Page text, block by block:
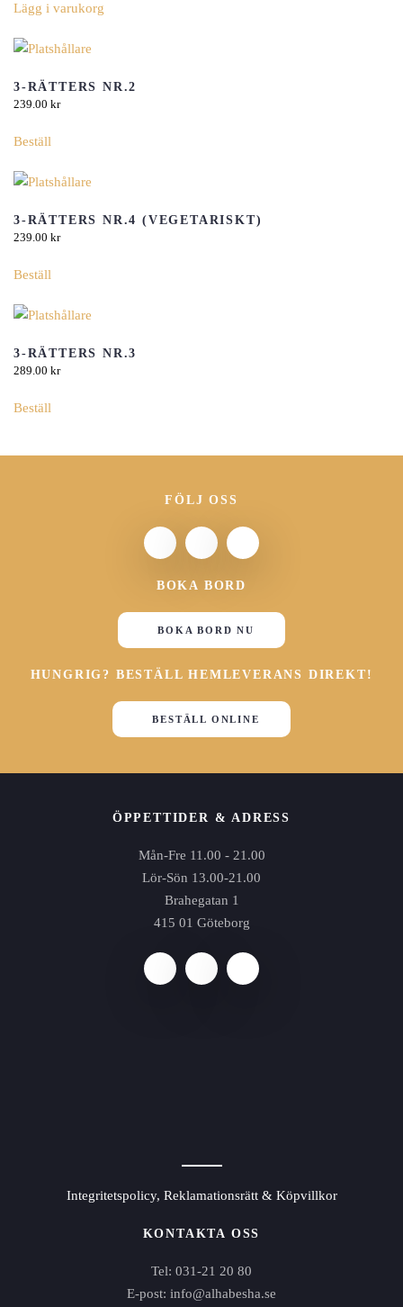
Lägg i varukorghär
flera
väljas
3-RÄTTERS NR.2
239.00 kr
Beställ
3-RÄTTERS NR.4 (VEGETARISKT)
239.00 kr
Beställ
3-RÄTTERS NR.3
289.00 kr
Beställ
FÖLJ OSS
BOKA BORD
BOKA BORD NU
HUNGRIG? BESTÄLL HEMLEVERANS DIREKT!
BESTÄLL ONLINE
ÖPPETTIDER & ADRESS
Mån-Fre 11.00 - 21.00
Lör-Sön 13.00-21.00
Brahegatan 1
415 01 Göteborg
Integritetspolicy, Reklamationsrätt & Köpvillkor
KONTAKTA OSS
Tel: 031-21 20 80
E-post: info@alhabesha.se